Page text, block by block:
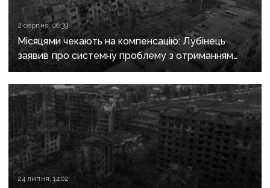
2 серпня, 06:39
Місяцями чекають на компенсацію: Лубінець
заявив про системну проблему з отриманням
сертифікатів за зруйноване житло
24 липня, 14:02